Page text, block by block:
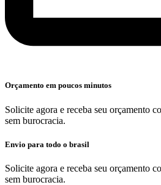
Orçamento em poucos minutos
Solicite agora e receba seu orçamento
sem burocracia.
Envio para todo o brasil
Solicite agora e receba seu orçamento
sem burocracia.